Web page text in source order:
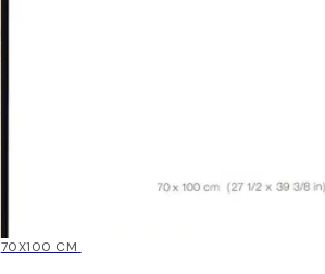
15%*
70X100 CM